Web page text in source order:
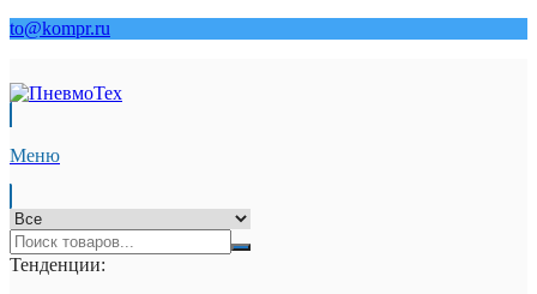
to@kompr.ru
Меню
Тенденции: